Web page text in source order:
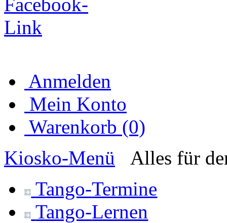
Anmelden
Mein Konto
Warenkorb (0)
Kiosko-Menü
Alles für
Tango-Termine
Tango-Lernen